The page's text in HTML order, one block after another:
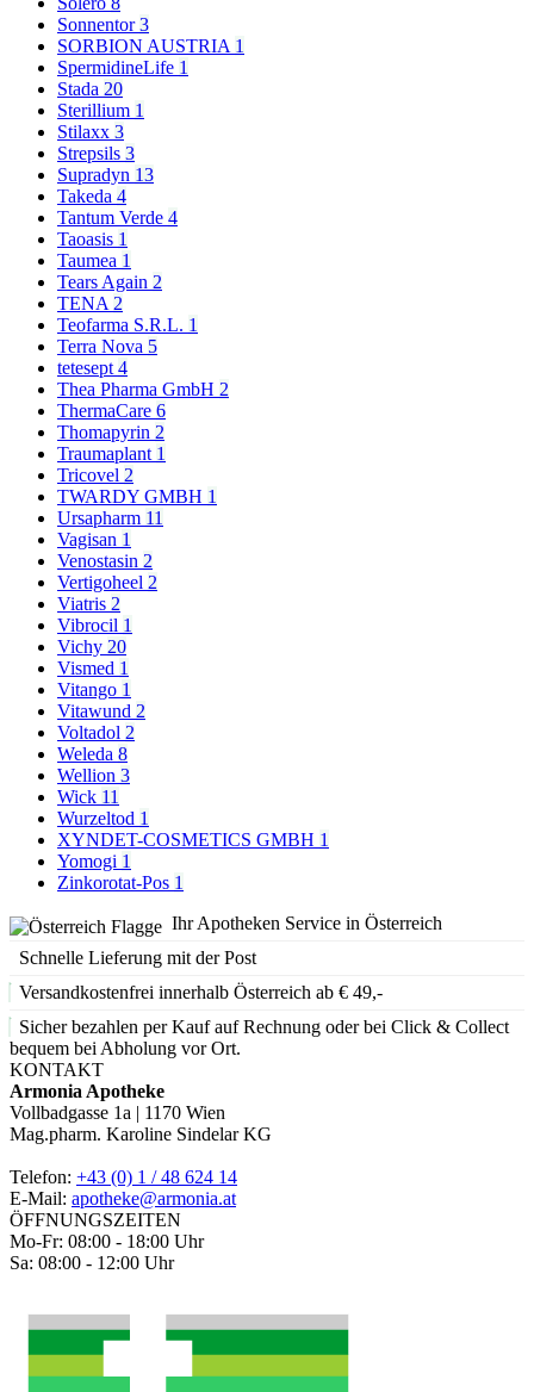
Sonnentor3
SORBION AUSTRIA 1
SpermidineLife 1
Stada 20
Sterillium 1
Stilaxx 3
Strepsils 3
Supradyn 13
Takeda 4
Tantum Verde 4
Taoasis 1
Taumea 1
Tears Again 2
TENA 2
Teofarma S.R.L. 1
Terra Nova 5
tetesept 4
Thea Pharma GmbH 2
ThermaCare 6
Thomapyrin 2
Traumaplant 1
Tricovel 2
TWARDY GMBH 1
Ursapharm 11
Vagisan 1
Venostasin 2
Vertigoheel 2
Viatris 2
Vibrocil 1
Vichy 20
Vismed 1
Vitango 1
Vitawund 2
Voltadol 2
Weleda 8
Wellion 3
Wick 11
Wurzeltod 1
XYNDET-COSMETICS GMBH 1
Yomogi 1
Zinkorotat-Pos 1
Ihr Apotheken Service in Österreich
Schnelle Lieferung mit der Post
Versandkostenfrei innerhalb Österreich ab € 49,-
Sicher bezahlen per Kauf auf Rechnung oder bei Click & Collect
bequem bei Abholung vor Ort.
KONTAKT
Armonia Apotheke
Vollbadgasse 1a | 1170 Wien
Mag.pharm. Karoline Sindelar KG
Telefon: +43 (0) 1 / 48 624 14
E-Mail: apotheke@armonia.at
ÖFFNUNGSZEITEN
Mo-Fr: 08:00 - 18:00 Uhr
Sa: 08:00 - 12:00 Uhr